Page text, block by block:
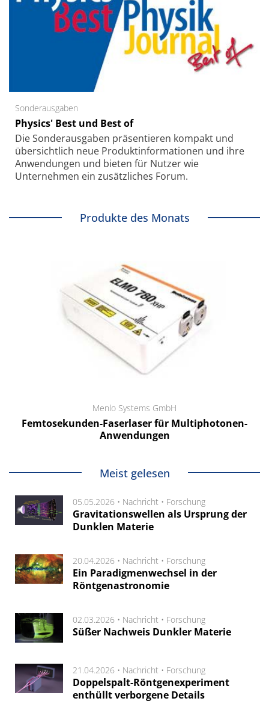
Sonderausgaben
Physics' Best und Best of
Die Sonder­ausgaben präsentieren kompakt und
übersichtlich neue Produkt­informationen und ihre
Anwendungen und bieten für Nutzer wie
Unternehmen ein zusätzliches Forum.
Produkte des Monats
Menlo Systems GmbH
Femtosekunden-Faserlaser für Multiphotonen-
Anwendungen
Meist gelesen
05.05.2026 • Nachricht • Forschung
Gravitationswellen als Ursprung der
Dunklen Materie
20.04.2026 • Nachricht • Forschung
Ein Paradigmenwechsel in der
Röntgenastronomie
02.03.2026 • Nachricht • Forschung
Süßer Nachweis Dunkler Materie
21.04.2026 • Nachricht • Forschung
Doppelspalt-Röntgenexperiment
enthüllt verborgene Details